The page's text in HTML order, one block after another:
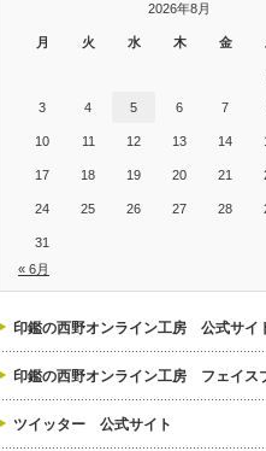
2026年8月
月 火 水 木 金
3 4 5 6 7
10 11 12 13 14
17 18 19 20 21
24 25 26 27 28
31
« 6月
印鑑の西野オンライン工房 公式サイ
印鑑の西野オンライン工房 フェイス
ツイッター 公式サイト